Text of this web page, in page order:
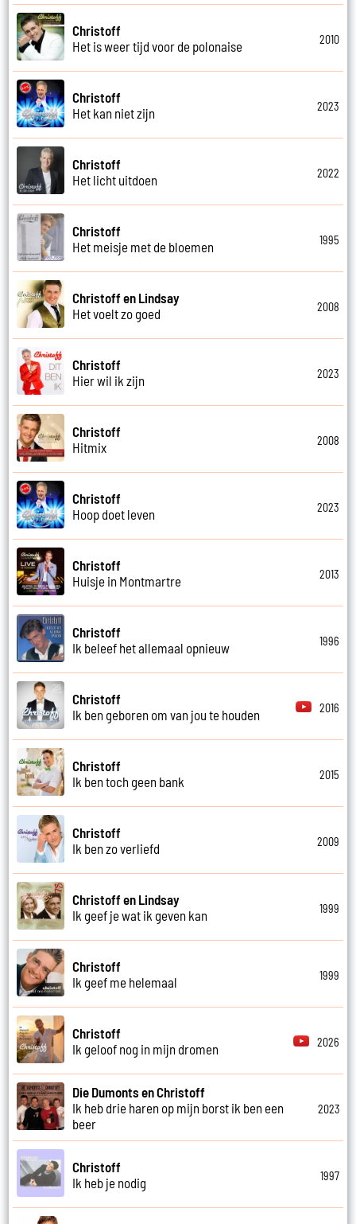
Christoff
Het is weer tijd voor de polonaise
2010
Christoff
Het kan niet zijn
2023
Christoff
Het licht uitdoen
2022
Christoff
Het meisje met de bloemen
1995
Christoff en Lindsay
Het voelt zo goed
2008
Christoff
Hier wil ik zijn
2023
Christoff
Hitmix
2008
Christoff
Hoop doet leven
2023
Christoff
Huisje in Montmartre
2013
Christoff
Ik beleef het allemaal opnieuw
1996
Christoff
Ik ben geboren om van jou te houden
2016
Christoff
Ik ben toch geen bank
2015
Christoff
Ik ben zo verliefd
2009
Christoff en Lindsay
Ik geef je wat ik geven kan
1999
Christoff
Ik geef me helemaal
1999
Christoff
Ik geloof nog in mijn dromen
2026
Die Dumonts en Christoff
Ik heb drie haren op mijn borst ik ben een
beer
2023
Christoff
Ik heb je nodig
1997